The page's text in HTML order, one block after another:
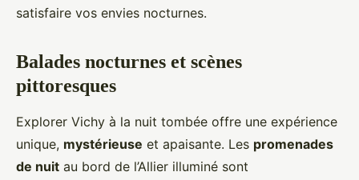
satisfaire vos envies nocturnes.
Balades nocturnes et scènes
pittoresques
Explorer Vichy à la nuit tombée offre une expérience
unique, mystérieuse et apaisante. Les promenades
de nuit au bord de l’Allier illuminé sont